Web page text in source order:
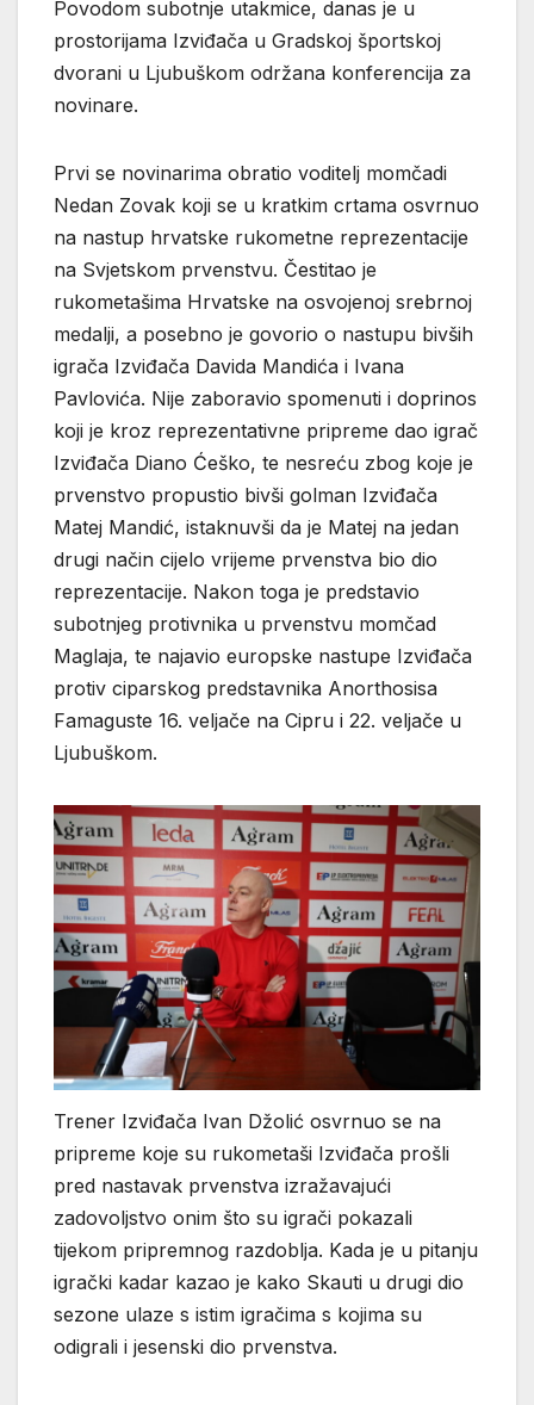
Povodom subotnje utakmice, danas je u
prostorijama Izviđača u Gradskoj športskoj
dvorani u Ljubuškom održana konferencija za
novinare.
Prvi se novinarima obratio voditelj momčadi
Nedan Zovak koji se u kratkim crtama osvrnuo
na nastup hrvatske rukometne reprezentacije
na Svjetskom prvenstvu. Čestitao je
rukometašima Hrvatske na osvojenoj srebrnoj
medalji, a posebno je govorio o nastupu bivših
igrača Izviđača Davida Mandića i Ivana
Pavlovića. Nije zaboravio spomenuti i doprinos
koji je kroz reprezentativne pripreme dao igrač
Izviđača Diano Ćeško, te nesreću zbog koje je
prvenstvo propustio bivši golman Izviđača
Matej Mandić, istaknuvši da je Matej na jedan
drugi način cijelo vrijeme prvenstva bio dio
reprezentacije. Nakon toga je predstavio
subotnjeg protivnika u prvenstvu momčad
Maglaja, te najavio europske nastupe Izviđača
protiv ciparskog predstavnika Anorthosisa
Famaguste 16. veljače na Cipru i 22. veljače u
Ljubuškom.
Trener Izviđača Ivan Džolić osvrnuo se na
pripreme koje su rukometaši Izviđača prošli
pred nastavak prvenstva izražavajući
zadovoljstvo onim što su igrači pokazali
tijekom pripremnog razdoblja. Kada je u pitanju
igrački kadar kazao je kako Skauti u drugi dio
sezone ulaze s istim igračima s kojima su
odigrali i jesenski dio prvenstva.